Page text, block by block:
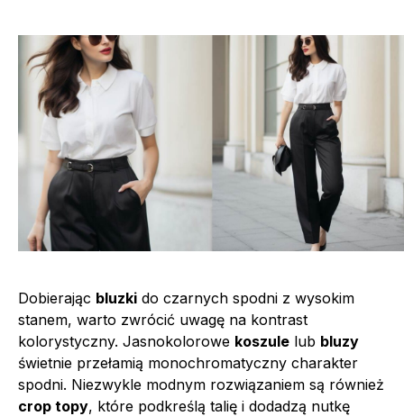
Dobierając bluzki do czarnych spodni z wysokim
stanem, warto zwrócić uwagę na kontrast
kolorystyczny. Jasnokolorowe koszule lub bluzy
świetnie przełamią monochromatyczny charakter
spodni. Niezwykle modnym rozwiązaniem są również
crop topy, które podkreślą talię i dodadzą nutkę